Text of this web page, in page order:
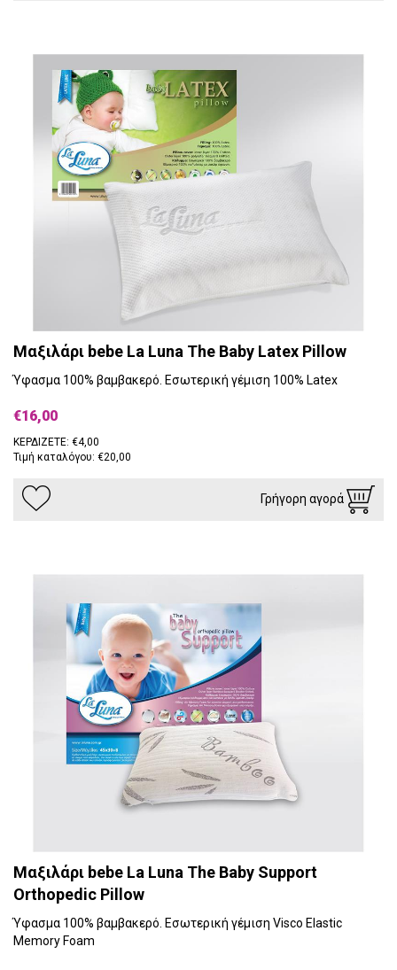
Μαξιλάρι bebe La Luna The Baby Latex Pillow
Ύφασμα 100% βαμβακερό. Εσωτερική γέμιση 100% Latex
€16,00
ΚΕΡΔΙΖΕΤΕ: €4,00
Τιμή καταλόγου: €20,00
Γρήγορη αγορά
Μαξιλάρι bebe La Luna The Baby Support
Orthopedic Pillow
Ύφασμα 100% βαμβακερό. Εσωτερική γέμιση Visco Elastic
Memory Foam